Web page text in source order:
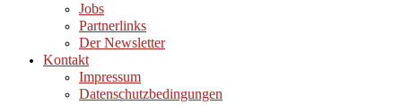
Jobs
Partnerlinks
Der Newsletter
Kontakt
Impressum
Datenschutzbedingungen